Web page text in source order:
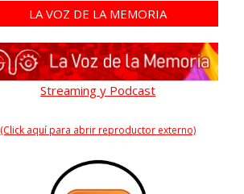
LA VOZ DE LA MEMORIA
Streaming y Podcast
(Click aquí para abrir reproductor externo)